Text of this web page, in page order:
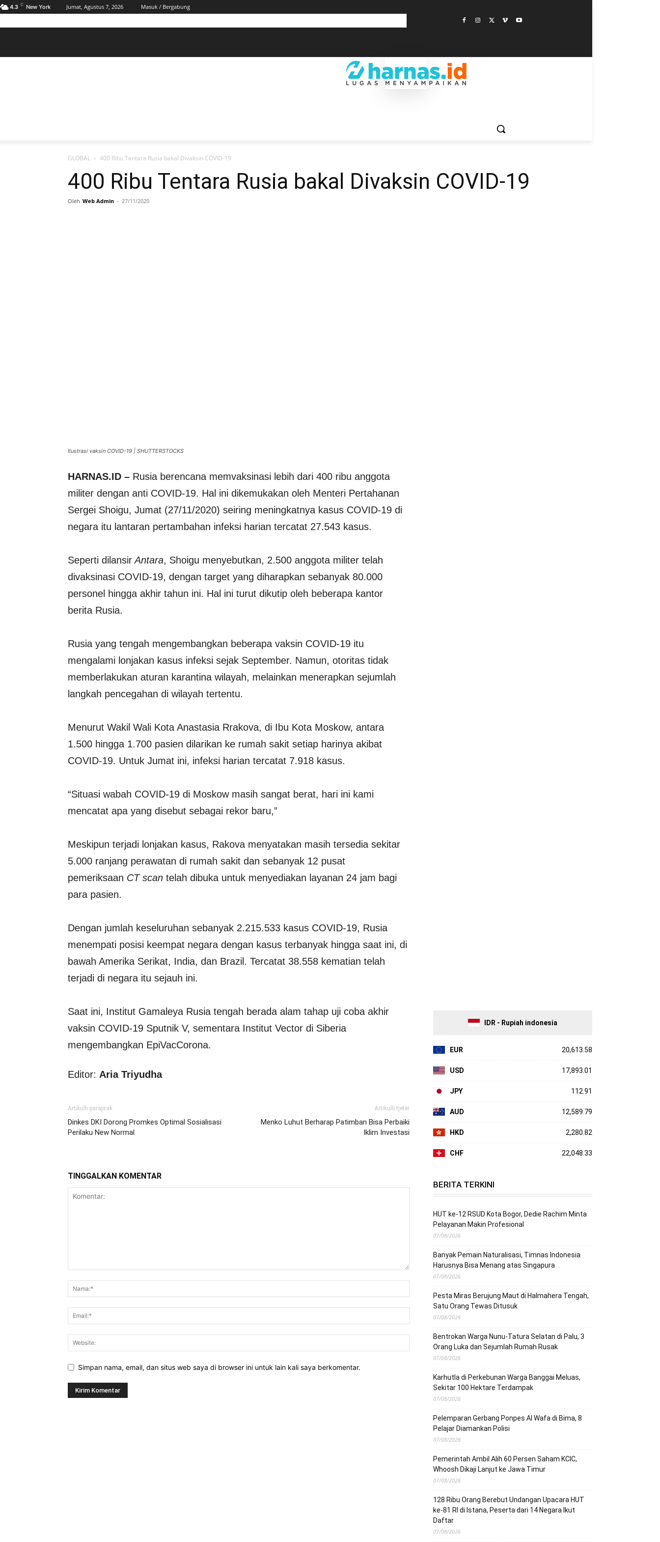
4.3 C New York Jumat, Agustus 7, 2026
Masuk / Bergabung
GLOBAL 400 Ribu Tentara Rusia bakal Divaksin COVID-19
400 Ribu Tentara Rusia bakal Divaksin COVID-19
Oleh Web Admin - 27/11/2020
Ilustrasi vaksin COVID-19 | SHUTTERSTOCKS
HARNAS.ID – Rusia berencana memvaksinasi lebih dari 400 ribu anggota
militer dengan anti COVID-19. Hal ini dikemukakan oleh Menteri Pertahanan
Sergei Shoigu, Jumat (27/11/2020) seiring meningkatnya kasus COVID-19 di
negara itu lantaran pertambahan infeksi harian tercatat 27.543 kasus.
Seperti dilansirAntara, Shoigu menyebutkan, 2.500 anggota militer telah
divaksinasi COVID-19, dengan target yang diharapkan sebanyak 80.000
personel hingga akhir tahun ini. Hal ini turut dikutip oleh beberapa kantor
berita Rusia.
Rusia yang tengah mengembangkan beberapa vaksin COVID-19 itu
mengalami lonjakan kasus infeksi sejak September. Namun, otoritas tidak
memberlakukan aturan karantina wilayah, melainkan menerapkan sejumlah
langkah pencegahan di wilayah tertentu.
Menurut Wakil Wali Kota Anastasia Rrakova, di Ibu Kota Moskow, antara
1.500 hingga 1.700 pasien dilarikan ke rumah sakit setiap harinya akibat
COVID-19. Untuk Jumat ini, infeksi harian tercatat 7.918 kasus.
“Situasi wabah COVID-19 di Moskow masih sangat berat, hari ini kami
mencatat apa yang disebut sebagai rekor baru,”
Meskipun terjadi lonjakan kasus, Rakova menyatakan masih tersedia sekitar
5.000 ranjang perawatan di rumah sakit dan sebanyak 12 pusat
pemeriksaan CT scan telah dibuka untuk menyediakan layanan 24 jam bagi
para pasien.
Dengan jumlah keseluruhan sebanyak 2.215.533 kasus COVID-19, Rusia
menempati posisi keempat negara dengan kasus terbanyak hingga saat ini, di
bawah Amerika Serikat, India, dan Brazil. Tercatat 38.558 kematian telah
terjadi di negara itu sejauh ini.
Saat ini, Institut Gamaleya Rusia tengah berada alam tahap uji coba akhir
vaksin COVID-19 Sputnik V, sementara Institut Vector di Siberia
mengembangkan EpiVacCorona.
Editor: Aria Triyudha
Artikulli paraprak
Dinkes DKI Dorong Promkes Optimal Sosialisasi
Perilaku New Normal
Artikulli tjetër
Menko Luhut Berharap Patimban Bisa Perbaiki
Iklim Investasi
TINGGALKAN KOMENTAR
Simpan nama, email, dan situs web saya di browser ini untuk lain kali saya berkomentar.
IDR - Rupiah indonesia
EUR 20,613.58
USD 17,893.01
JPY 112.91
AUD 12,589.79
HKD 2,280.82
CHF 22,048.33
BERITA TERKINI
HUT ke-12 RSUD Kota Bogor, Dedie Rachim Minta
Pelayanan Makin Profesional
07/08/2026
Banyak Pemain Naturalisasi, Timnas Indonesia
Harusnya Bisa Menang atas Singapura
07/08/2026
Pesta Miras Berujung Maut di Halmahera Tengah,
Satu Orang Tewas Ditusuk
07/08/2026
Bentrokan Warga Nunu-Tatura Selatan di Palu, 3
Orang Luka dan Sejumlah Rumah Rusak
07/08/2026
Karhutla di Perkebunan Warga Banggai Meluas,
Sekitar 100 Hektare Terdampak
07/08/2026
Pelemparan Gerbang Ponpes Al Wafa di Bima, 8
Pelajar Diamankan Polisi
07/08/2026
Pemerintah Ambil Alih 60 Persen Saham KCIC,
Whoosh Dikaji Lanjut ke Jawa Timur
07/08/2026
128 Ribu Orang Berebut Undangan Upacara HUT
ke-81 RI di Istana, Peserta dari 14 Negara Ikut
Daftar
07/08/2026